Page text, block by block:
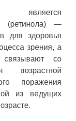
является
(ретинола) —
для здоровья
зрения, а
связывают со
возрастной
поражения
из ведущих